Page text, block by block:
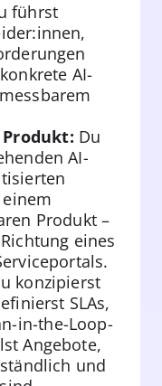
führst
AI-
Du
AI-
Produkt –
eines
konzipierst
SLAs,
in-the-Loop-
Angebote,
und